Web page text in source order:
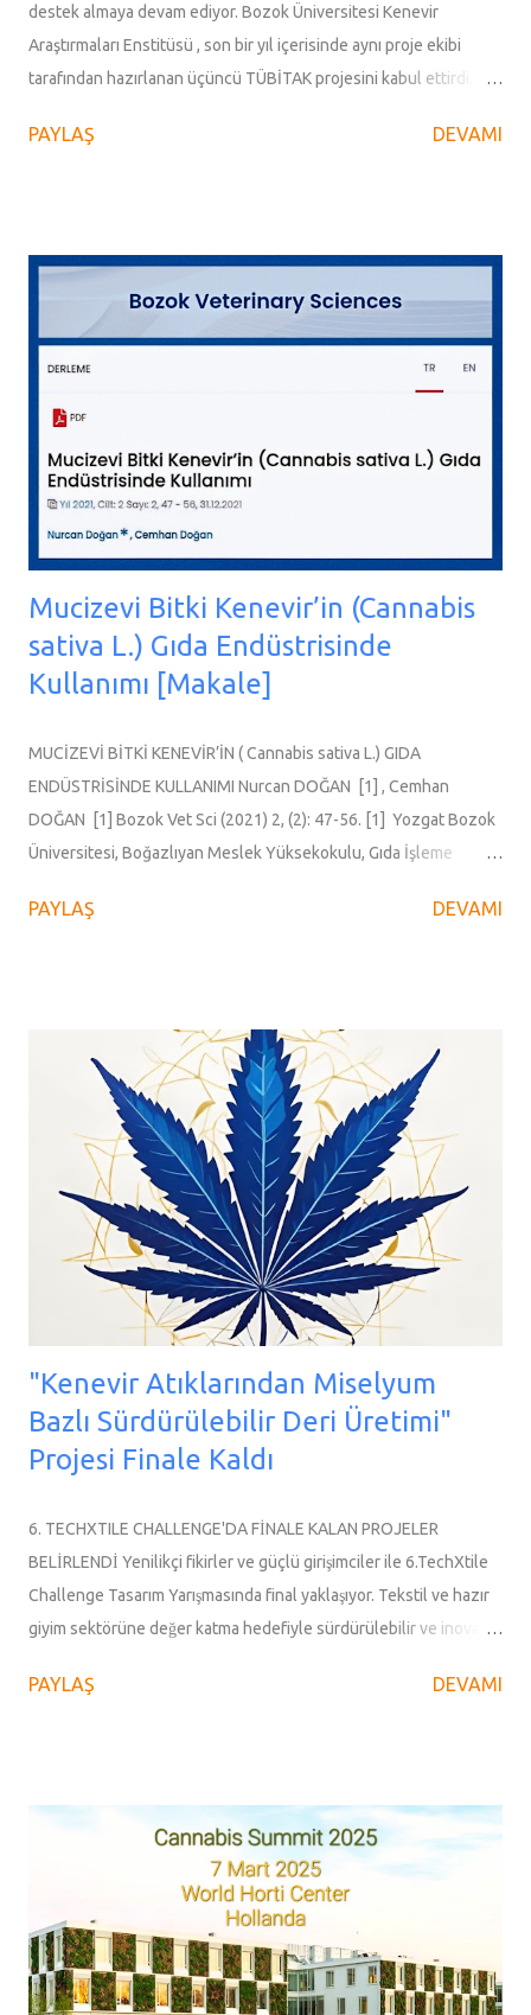
destek almaya devam ediyor. Bozok Üniversitesi Kenevir
Araştırmaları Enstitüsü , son bir yıl içerisinde aynı proje ekibi
tarafından hazırlanan üçüncü TÜBİTAK projesini kabul ettirdi. Bu
atıldı. Medikal Tekstil Alanında Yenilikçi Bir Proje: Radyasyon
Tencel/Kenevir Karışımlı Dokuma Kumaşların Eldesi, Radyolojik ve
Biyolojik Özelliklerinin İncelenmesi ” başlığını taşıyor. TÜBİTAK
1001-Bilimsel ve Teknolojik Araştırma Projelerini Destekleme
Programı kapsamında kabul edilen proje, medikal tekstil alanında
Yenilikçi Kumaş Proje, nanotekn...
PAYLAŞ DEVAMI
Mucizevi Bitki Kenevir’in (Cannabis
sativa L.) Gıda Endüstrisinde
Kullanımı [Makale]
MUCİZEVİ BİTKİ KENEVİR’İN ( Cannabis sativa L.) GIDA
ENDÜSTRİSİNDE KULLANIMI Nurcan DOĞAN [1] , Cemhan
DOĞAN [1] Bozok Vet Sci (2021) 2, (2): 47-56. [1] Yozgat Bozok
Üniversitesi, Boğazlıyan Meslek Yüksekokulu, Gıda İşleme
tarımı yapılan en eski tahıllardan biri olmasına rağmen içerdiği
primer/sekonder bileşenlerin fonksiyonel faydaları, hakkındaki
bilimsel çalışmaların hız kazanması ve uygulanan ülke
politikalarıyla yükselme eğilimine girmiştir. Buna ek olarak
kenevirin gıda-gıda bileşeni olarak kullanımı da son yıllarda
yaygınlaşmıştır. Bu nedenle, bu çalışma, bilimdeki son gelişmeler
ışığında kenevir tohumunun primer ve sekonder metabolitlerini
ve gıda endüstrinde katma değerli gıda ürünlerine işlenmesi ve
çeşitli faydaları hakkı...
PAYLAŞ DEVAMI
"Kenevir Atıklarından Miselyum
Bazlı Sürdürülebilir Deri Üretimi"
Projesi Finale Kaldı
6. TECHXTILE CHALLENGE'DA FİNALE KALAN PROJELER
BELİRLENDİ Yenilikçi fikirler ve güçlü girişimciler ile 6.TechXtile
Challenge Tasarım Yarışmasında final yaklaşıyor. Tekstil ve hazır
giyim sektörüne değer katma hedefiyle sürdürülebilir ve inovatif
Kuruluna sunumlarını yaptılar. Uludağ Tekstil İhracatçıları Birliği
Ufuk Batum moderatörlüğünde gerçekleştirilen çevrimiçi
toplantıda, 18 farklı ilden 27 girişimci projelerini değerlendirme
kuruluna sundu. Alanında uzman kişilerden oluşan
değerlendirme kurulu üyeleri, projeleri değerlendirerek finale
yükselen girişimleri belirledi. BÜYÜK FİNAL 18 NİSAN'DA
Girişimcilerin gelişim aşamalarına göre iki kategoriye ayrıldığı
PAYLAŞ DEVAMI